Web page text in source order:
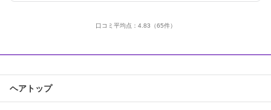
口コミ平均点： 4.83 （65件）
ヘアトップ